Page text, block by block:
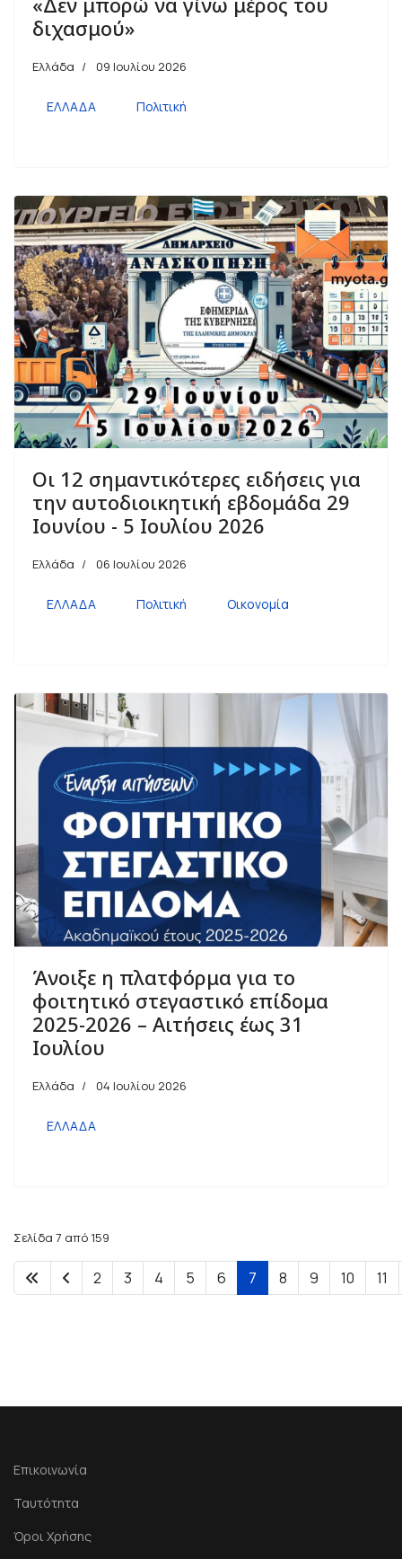
διχασμού»
Ελλάδα 09 Ιουλίου 2026
ΕΛΛΑΔΑ Πολιτική
Οι 12 σημαντικότερες ειδήσεις για
την αυτοδιοικητική εβδομάδα 29
Ιουνίου - 5 Ιουλίου 2026
Ελλάδα 06 Ιουλίου 2026
ΕΛΛΑΔΑ Πολιτική Οικονομία
Άνοιξε η πλατφόρμα για το
φοιτητικό στεγαστικό επίδομα
2025-2026 – Αιτήσεις έως 31
Ιουλίου
Ελλάδα 04 Ιουλίου 2026
ΕΛΛΑΔΑ
Σελίδα 7 από 159
2 3 4 5 6 7 8 9 10 11
Επικοινωνία
Ταυτότητα
Όροι Χρήσης